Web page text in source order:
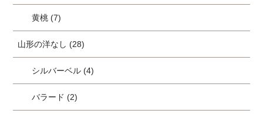
黄桃 (7)
山形の洋なし (28)
シルバーベル (4)
バラード (2)